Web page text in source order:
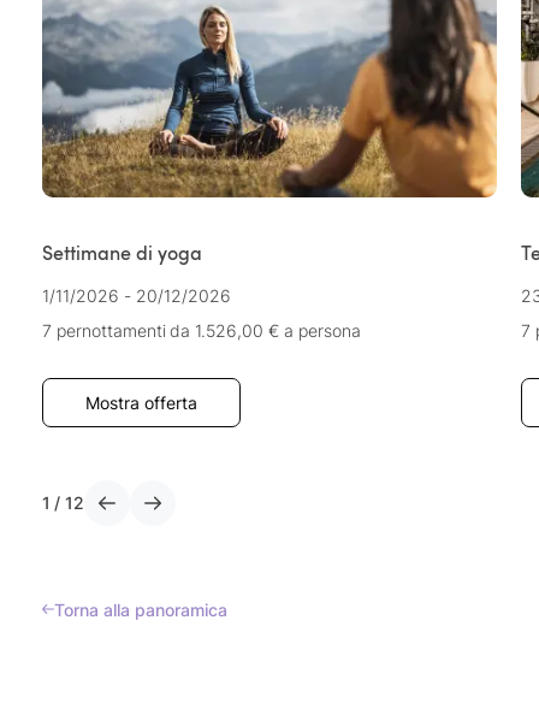
Settimane di yoga
1/11/2026 - 20/12/2026
7 pernottamentida 1.526,00 € a persona
Mostra offerta
7
1 / 12
Torna alla panoramica